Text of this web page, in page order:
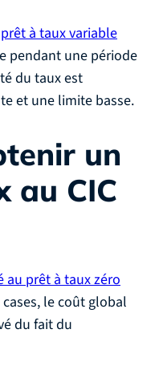
prêt à taux variable
pendant une période
du taux est
et une limite basse.
un
au CIC
au prêt à taux zéro
le coût global
du fait du